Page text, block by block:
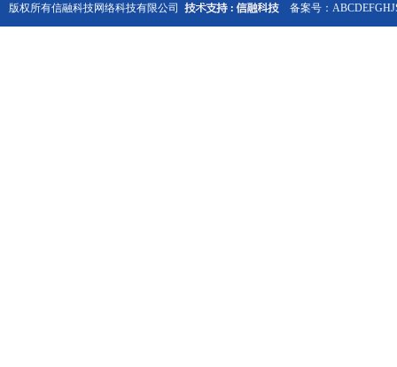
版权所有信融科技网络科技有限公司 备案号：